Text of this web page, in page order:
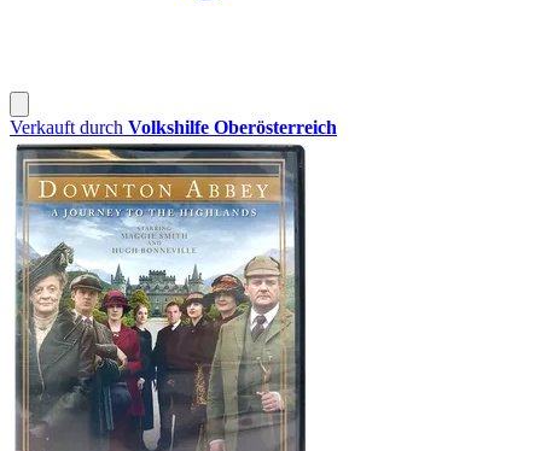
Verkauft durch Volkshilfe Oberösterreich